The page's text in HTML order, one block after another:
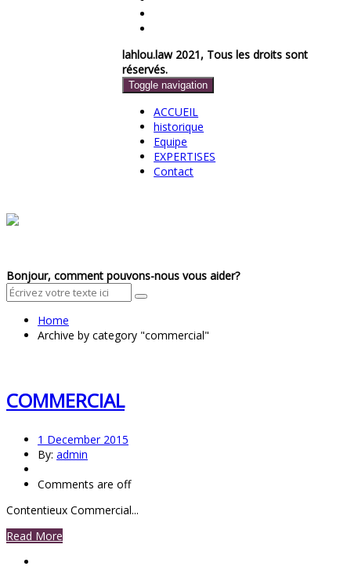
lahlou.law 2021, Tous les droits sont
réservés.
Toggle navigation
ACCUEIL
historique
Equipe
EXPERTISES
Contact
Bonjour, comment pouvons-nous vous aider?
Home
Archive by category "commercial"
COMMERCIAL
1 December 2015
By: admin
Comments are off
Contentieux Commercial...
Read More